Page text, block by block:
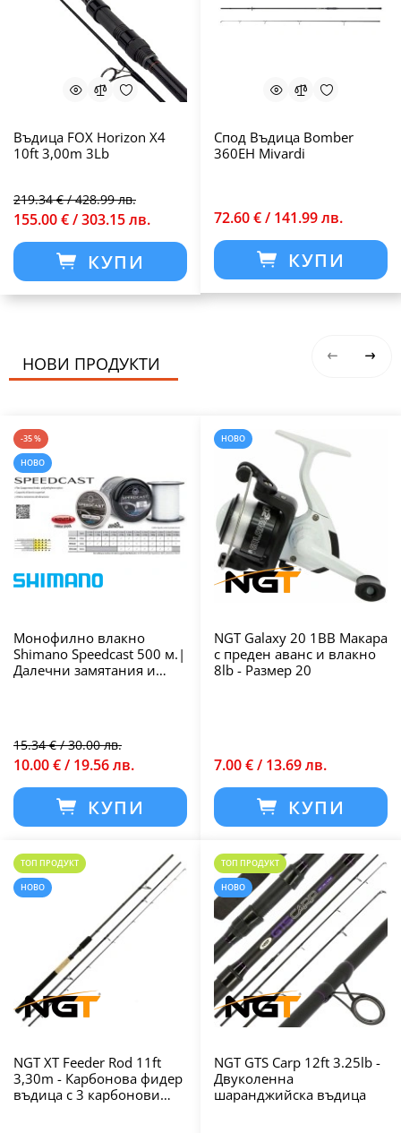
Въдица FOX Horizon X4
10ft 3,00m 3Lb
219.34 € / 428.99 лв.
155.00 € / 303.15 лв.
КУПИ
Спод Въдица Bomber
360EH Mivardi
72.60 € / 141.99 лв.
КУПИ
НОВИ ПРОДУКТИ
-35 %
НОВО
Монофилно влакно
Shimano Speedcast 500 м.|
Далечни замятания и
15.34 € / 30.00 лв.
10.00 € / 19.56 лв.
КУПИ
НОВО
NGT Galaxy 20 1BB Макара
с преден аванс и влакно
8lb - Размер 20
7.00 € / 13.69 лв.
КУПИ
ТОП ПРОДУКТ
НОВО
NGT XT Feeder Rod 11ft
3,30m - Карбонова фидер
въдица с 3 карбонови
ТОП ПРОДУКТ
НОВО
NGT GTS Carp 12ft 3.25lb -
Двуколенна
шаранджийска въдица